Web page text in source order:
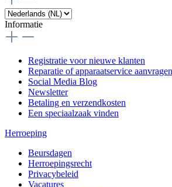
Informatie
Registratie voor nieuwe klanten
Reparatie of apparaatservice aanvragen
Social Media Blog
Newsletter
Betaling en verzendkosten
Een speciaalzaak vinden
Herroeping
Beursdagen
Herroepingsrecht
Privacybeleid
Vacatures